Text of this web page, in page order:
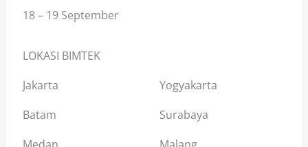
18 – 19 September
LOKASI BIMTEK
Jakarta
Yogyakarta
Batam
Surabaya